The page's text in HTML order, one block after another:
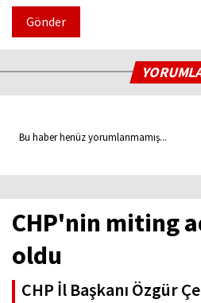
Gönder
Bu haber henüz yorumlanmamış...
CHP'nin miting
oldu
CHP İl Başkanı Özgür